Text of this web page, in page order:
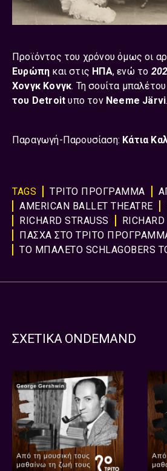
Προϊόντος του χρόνου όμως οι
Ευρώπη και στις ΗΠΑ, ενώ το
Χονγκ Κονγκ. Τη σουίτα
του Detroitυπο τον Neeme Järvi.
Παραγωγή-Παρουσίαση: Κάτια
TAGS ΤΡΙΤΟ ΠΡΟΓΡΑΜΜΑ
AMERICAN BALLET THEATRE
RICHARD STRAUSS
ΠΑΣΧΑ ΣΤΟ ΤΡΙΤΟ
ΤΟ ΜΠΑΛΕΤΟ SCHLAGOBERS
ΣΧΕΤΙΚΑ ONDEMAND